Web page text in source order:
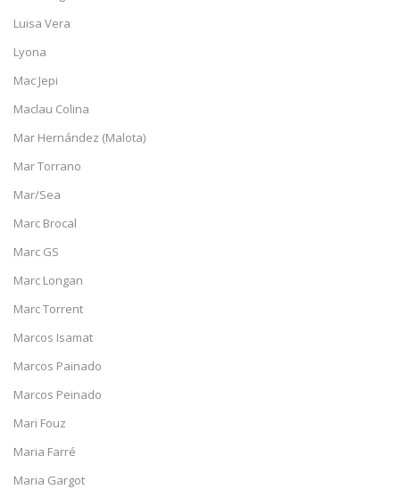
Luisa Vera
Lyona
Mac Jepi
Maclau Colina
Mar Hernández (Malota)
Mar Torrano
Mar/Sea
Marc Brocal
Marc GS
Marc Longan
Marc Torrent
Marcos Isamat
Marcos Painado
Marcos Peinado
Mari Fouz
Maria Farré
Maria Gargot